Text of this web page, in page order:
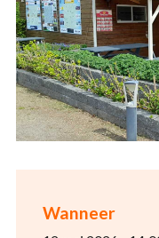
Wanneer